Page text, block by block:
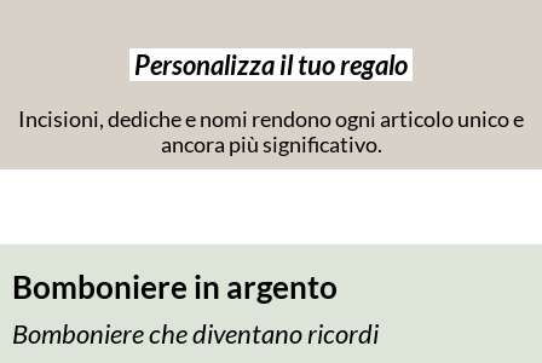
Personalizza il tuo regalo
Incisioni, dediche e nomi rendono ogni articolo unico e
ancora più significativo.
Bomboniere in argento
Bomboniere che diventano ricordi